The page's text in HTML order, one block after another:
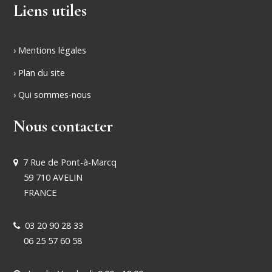
Liens utiles
› Mentions légales
› Plan du site
› Qui sommes-nous
Nous contacter
7 Rue de Pont-à-Marcq
59 710 AVELIN
FRANCE
03 20 90 28 33
06 25 57 60 58